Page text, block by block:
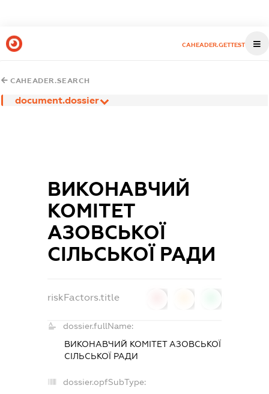
CAHEADER.GETTEST
CAHEADER.SEARCH
document.dossier
ВИКОНАВЧИЙ
КОМІТЕТ
АЗОВСЬКОЇ
СІЛЬСЬКОЇ РАДИ
riskFactors.title
dossier.fullName:
ВИКОНАВЧИЙ КОМІТЕТ АЗОВСЬКОЇ
СІЛЬСЬКОЇ РАДИ
dossier.opfSubType: